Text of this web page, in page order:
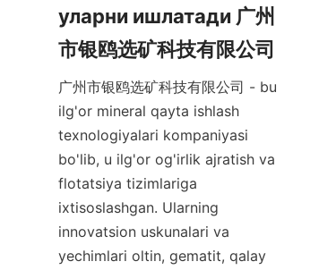
уларни ишлатади 广州
市银鸥选矿科技有限公司
广州市银鸥选矿科技有限公司 - bu
ilg'or mineral qayta ishlash
texnologiyalari kompaniyasi
bo'lib, u ilg'or og'irlik ajratish va
flotatsiya tizimlariga
ixtisoslashgan. Ularning
innovatsion uskunalari va
yechimlari oltin, gematit, qalay